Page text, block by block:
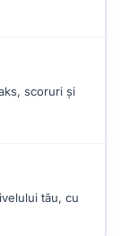
scoruri și
tău, cu